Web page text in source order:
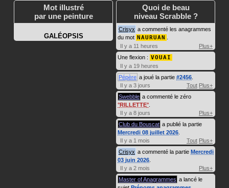
Mot illustré
par une peinture
GALÉOPSIS
Quoi de beau
niveau Scrabble ?
Crisyx a commenté les anagrammes
du mot NAURUAN
Il y a 11 heures
Plus+
Une flexion : VOUAI
Il y a 19 heures
Pépère a joué la partie #2456
Il y a 3 jours
Tout Plus+
Swebble a commenté le zéro
RILLETTE
Il y a 8 jours
Plus+
Club du Bouscat a publié la partie
Mercredi 08 juillet 2026
Il y a 1 mois
Tout Plus+
Crisyx a commenté la partie Mercredi
03 juin 2026
Il y a 2 mois
Plus+
Master of Anagrammes a lancé le